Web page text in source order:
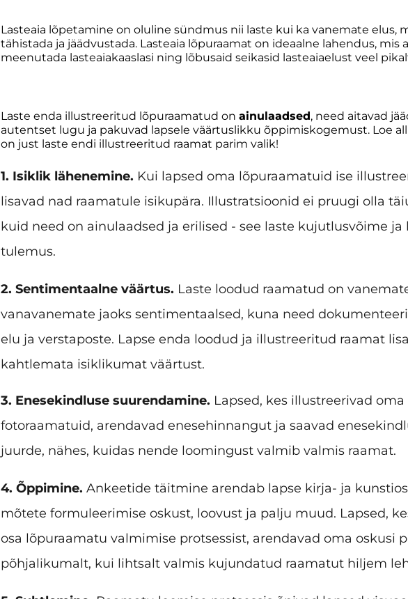
Lasteaia lõpetamine on oluline sündmus nii laste kui ka vanemate elus,
tähistada ja jäädvustada. Lasteaia lõpuraamat on ideaalne lahendus, mis
meenutada lasteaiakaaslasi ning lõbusaid seikasid lasteaiaelust veel
Laste enda illustreeritud lõpuraamatud on ainulaadsed, need aitavad
autentset lugu ja pakuvad lapsele väärtuslikku õppimiskogemust. Loe
on just laste endi illustreeritud raamat parim valik!
1. Isiklik lähenemine. Kui lapsed oma lõpuraamatuid ise
lisavad nad raamatule isikupära. Illustratsioonid ei pruugi olla
kuid need on ainulaadsed ja erilised - see laste kujutlusvõime ja
tulemus.
2. Sentimentaalne väärtus. Laste loodud raamatud on
vanavanemate jaoks sentimentaalsed, kuna need
elu ja verstaposte. Lapse enda loodud ja illustreeritud raamat
kahtlemata isiklikumat väärtust.
3. Enesekindluse suurendamine. Lapsed, kes illustreerivad oma
fotoraamatuid, arendavad enesehinnangut ja saavad
juurde, nähes, kuidas nende loomingust valmib valmis raamat.
4. Õppimine. Ankeetide täitmine arendab lapse kirja- ja
mõtete formuleerimise oskust, loovust ja palju muud. Lapsed,
osa lõpuraamatu valmimise protsessist, arendavad oma oskusi
põhjalikumalt, kui lihtsalt valmis kujundatud raamatut hiljem